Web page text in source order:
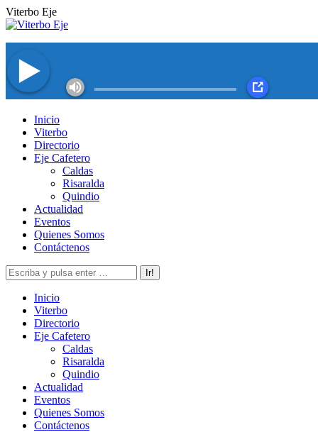
Saltar
al
Viterbo Eje
Facebook
page
opens
Twitter
page
opens
Instagram
page
opens
YouTube
page
opens
Inicio
Viterbo
Directorio
Eje Cafetero
Caldas
Risaralda
Quindio
Actualidad
Eventos
Quienes Somos
Contáctenos
Buscar:
Inicio
Viterbo
Directorio
Eje Cafetero
Caldas
Risaralda
Quindio
Actualidad
Eventos
Quienes Somos
Contáctenos